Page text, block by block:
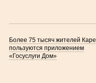
Более 75 тысяч жителей
пользуются приложением
«Госуслуги Дом»